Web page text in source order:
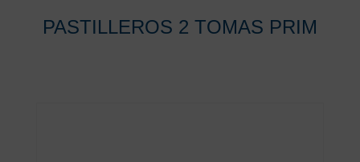
PASTILLEROS 2 TOMAS PRIM